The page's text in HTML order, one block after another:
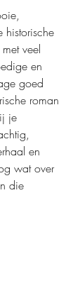
historische
veel
en
goed
roman
je
en
wat over
die